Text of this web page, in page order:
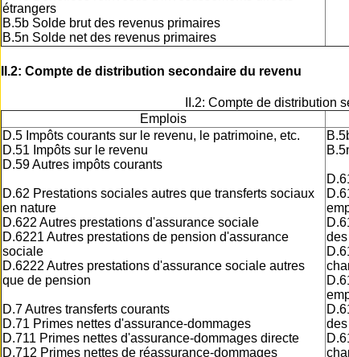
étrangers
B.5b Solde brut des revenus primaires
B.5n Solde net des revenus primaires
II.2: Compte de distribution secondaire du revenu
II.2: Compte de distribution
Emplois
D.5 Impôts courants sur le revenu, le patrimoine, etc.
D.51 Impôts sur le revenu
D.59 Autres impôts courants
D.62 Prestations sociales autres que transferts sociaux
en nature
D.622 Autres prestations d'assurance sociale
D.6221 Autres prestations de pension d'assurance
sociale
D.6222 Autres prestations d'assurance sociale autres
que de pension
D.7 Autres transferts courants
D.71 Primes nettes d'assurance-dommages
D.711 Primes nettes d'assurance-dommages directe
D.712 Primes nettes de réassurance-dommages